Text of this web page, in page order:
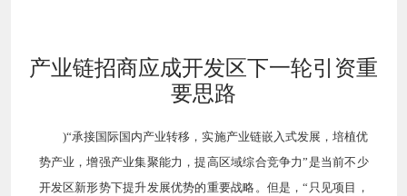
产业链招商应成开发区下一轮引资重
要思路
)“承接国际国内产业转移，实施产业链嵌入式发展，培植优
势产业，增强产业集聚能力，提高区域综合竞争力”是当前不少
开发区新形势下提升发展优势的重要战略。但是，“只见项目，